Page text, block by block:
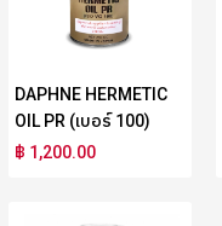
DAPHNE HERMETIC
OIL PR (เบอร์ 100)
฿ 1,200.00